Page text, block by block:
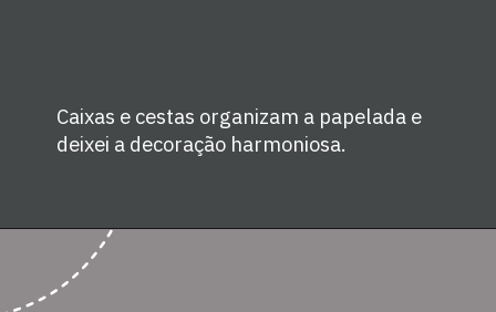
Caixas e cestas organizam a papelada e
deixei a decoração harmoniosa.